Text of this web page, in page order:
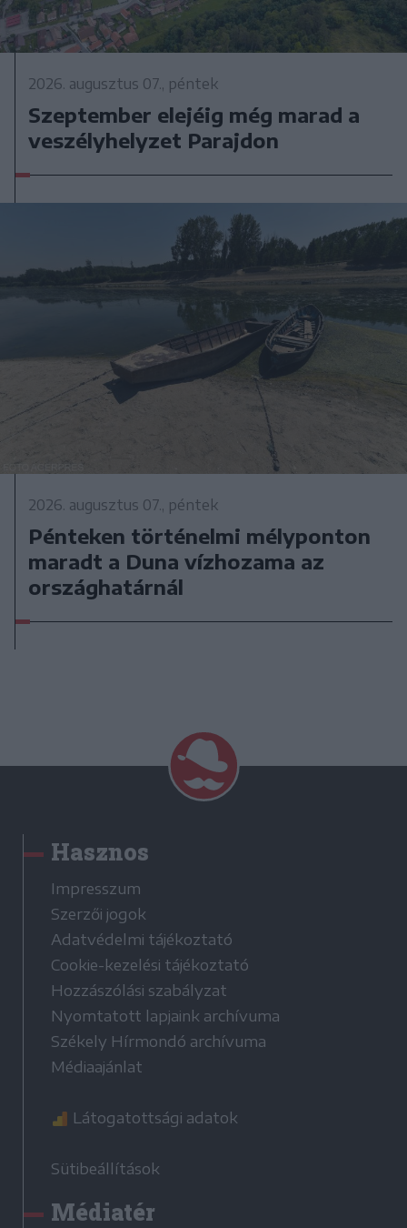
2026. augusztus 07., péntek
Szeptember elejéig még marad a
veszélyhelyzet Parajdon
2026. augusztus 07., péntek
Pénteken történelmi mélyponton
maradt a Duna vízhozama az
országhatárnál
Hasznos
Impresszum
Szerzői jogok
Adatvédelmi tájékoztató
Cookie-kezelési tájékoztató
Hozzászólási szabályzat
Nyomtatott lapjaink archívuma
Székely Hírmondó archívuma
Médiaajánlat
Látogatottsági adatok
Sütibeállítások
Médiatér